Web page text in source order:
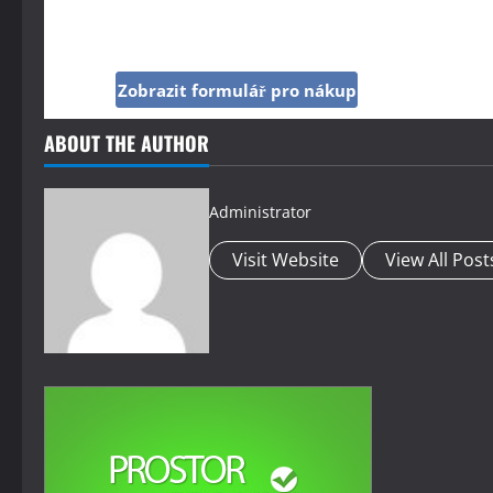
Zobrazit formulář pro nákup
ABOUT THE AUTHOR
Administrator
Visit Website View All